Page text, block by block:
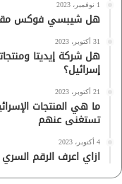
1 نوفمبر، 2023
هل شيبسي فوكس
31 أكتوبر، 2023
هل شركة إيديتا
إسرائيل؟
21 أكتوبر، 2023
تستغنى عنهم
4 أكتوبر، 2023
ازاي اعرف الرقم